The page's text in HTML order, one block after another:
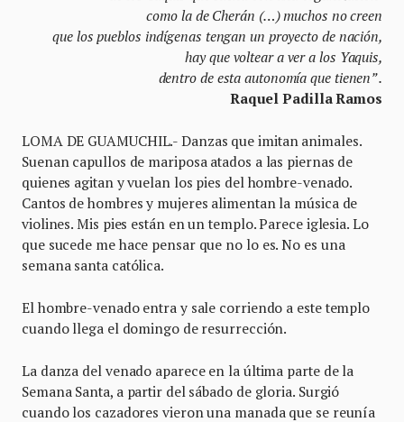
como la de Cherán (…) muchos no creen
que los pueblos indígenas tengan un proyecto de nación,
hay que voltear a ver a los Yaquis,
dentro de esta autonomía que tienen” .
Raquel Padilla Ramos
LOMA DE GUAMUCHIL.- Danzas que imitan animales.
Suenan capullos de mariposa atados a las piernas de
quienes agitan y vuelan los pies del hombre-venado.
Cantos de hombres y mujeres alimentan la música de
violines. Mis pies están en un templo. Parece iglesia. Lo
que sucede me hace pensar que no lo es. No es una
semana santa católica.
El hombre-venado entra y sale corriendo a este templo
cuando llega el domingo de resurrección.
La danza del venado aparece en la última parte de la
Semana Santa, a partir del sábado de gloria. Surgió
cuando los cazadores vieron una manada que se reunía